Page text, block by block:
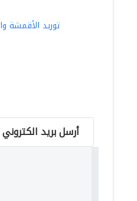
توريد الأقمشة
أرسل بريد الكتروني